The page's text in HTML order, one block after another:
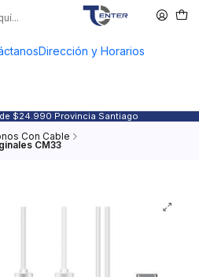
Dirección y Horarios
$24.990 Provincia Santiago
Con Cable
CM33